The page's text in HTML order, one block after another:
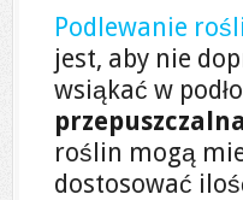
Podlewanie
jest, aby nie
wsiąkać w
przepuszczalna
roślin mogą
dostosować